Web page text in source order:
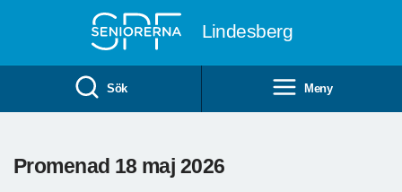
Lindesberg
Sök Meny
Promenad 18 maj 2026